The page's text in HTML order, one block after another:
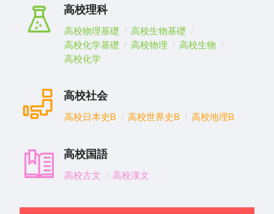
高校理科
高校物理基礎
高校生物基礎
高校化学基礎
高校物理
高校生物
高校化学
高校社会
高校日本史B 高校世界史B 高校地理B
高校国語
高校古文 高校漢文